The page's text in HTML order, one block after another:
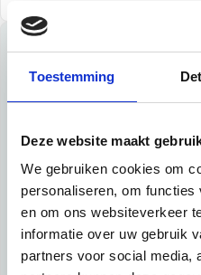
Toestemming
Deze website maakt
We gebruiken cookies om
personaliseren, om
en om ons websiteverkeer
informatie over uw gebruik
partners voor social media,
Tips
Tip 1:
Schrijf een duidelijke
informatie mee:
Ben je student,